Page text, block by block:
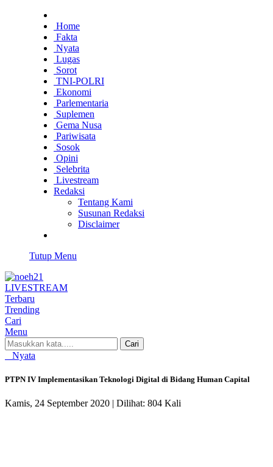
Home
Fakta
Nyata
Lugas
Sorot
TNI-POLRI
Ekonomi
Parlementaria
Suplemen
Gema Nusa
Pariwisata
Sosok
Opini
Selebrita
Livestream
Redaksi
Tentang Kami
Susunan Redaksi
Disclaimer
Tutup Menu
LIVESTREAM
Terbaru
Trending
Cari
Menu
Cari
Nyata
PTPN IV Implementasikan Teknologi Digital di Bidang Human Capital
Kamis, 24 September 2020 | Dilihat: 804 Kali